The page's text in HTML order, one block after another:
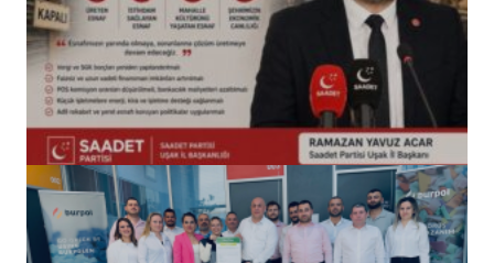
(başlıksız)
Alaattin Karahan tarafından 14/07/2026